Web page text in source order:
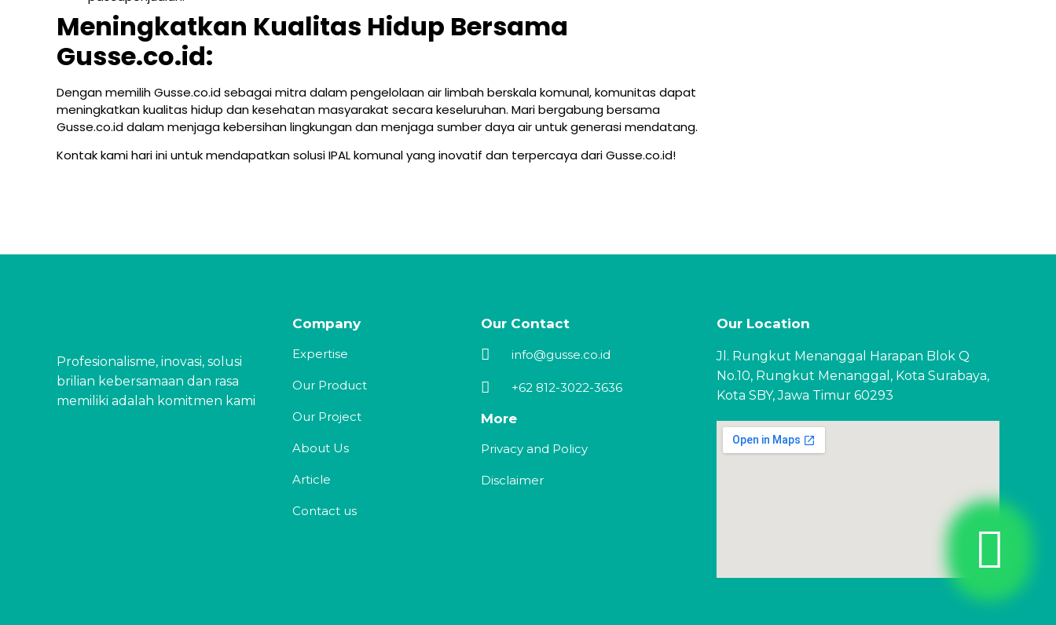
Meningkatkan Kualitas Hidup Bersama
Gusse.co.id:
Dengan memilih Gusse.co.id sebagai mitra dalam pengelolaan air limbah berskala komunal, komunitas dapat
meningkatkan kualitas hidup dan kesehatan masyarakat secara keseluruhan. Mari bergabung bersama
Gusse.co.id dalam menjaga kebersihan lingkungan dan menjaga sumber daya air untuk generasi mendatang.
Kontak kami hari ini untuk mendapatkan solusi IPAL komunal yang inovatif dan terpercaya dari Gusse.co.id!
Profesionalisme, inovasi, solusi
brilian kebersamaan dan rasa
memiliki adalah komitmen kami
Company
Expertise
Our Product
Our Project
About Us
Article
Contact us
Our Contact
info@gusse.co.id
+62 812-3022-3636
More
Privacy and Policy
Disclaimer
Our Location
Jl. Rungkut Menanggal Harapan Blok Q
No.10, Rungkut Menanggal, Kota Surabaya,
Kota SBY, Jawa Timur 60293